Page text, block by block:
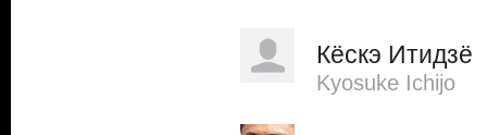
Кёскэ Итидзё
Kyosuke Ichijo